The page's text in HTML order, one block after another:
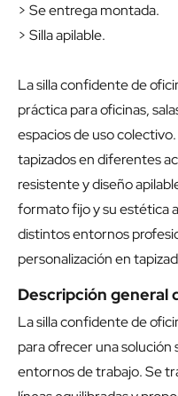
> Se entrega montada.
> Silla apilable.
La silla confidente de
práctica para oficinas,
espacios de uso
tapizados en diferentes
resistente y diseño
formato fijo y su estética
distintos entornos
personalización en
Descripción general
La silla confidente de
para ofrecer una solución
entornos de trabajo. Se